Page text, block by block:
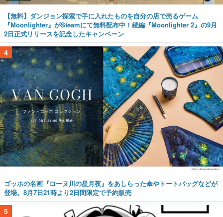
【無料】ダンジョン探索で手に入れたものを自分の店で売るゲーム
『Moonlighter』がSteamにて無料配布中！続編『Moonlighter 2』の9月
2日正式リリースを記念したキャンペーン
4
ゴッホの名画『ローヌ川の星月夜』をあしらった傘やトートバッグなどが
登場。8月7日21時より2日間限定で予約販売
5